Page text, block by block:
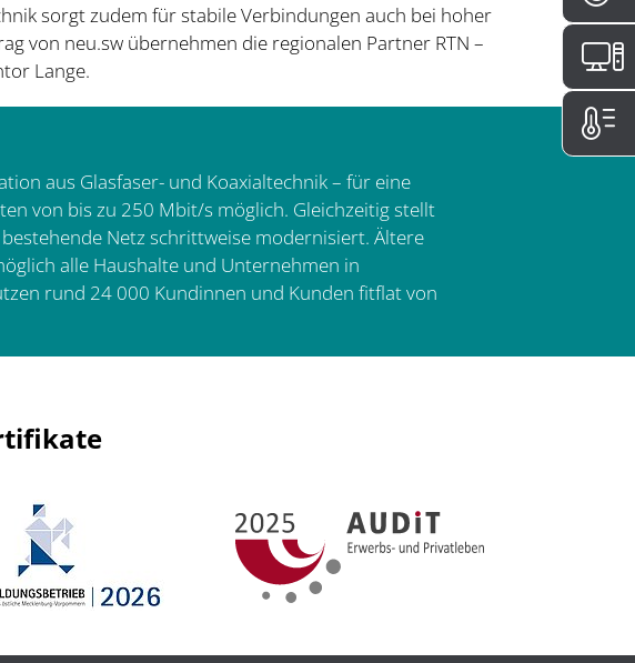
sorgt zudem für stabile Verbindungen auch bei hoher
von neu.sw übernehmen die regionalen Partner RTN –
Lange.
aus Glasfaser- und Koaxialtechnik – für eine
von bis zu 250 Mbit/s möglich. Gleichzeitig stellt
Netz schrittweise modernisiert. Ältere
alle Haushalte und Unternehmen in
rund 24 000 Kundinnen und Kunden fitflat von